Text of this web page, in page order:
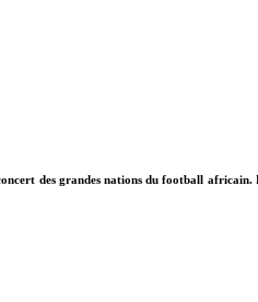
des grandes nations du football africain.